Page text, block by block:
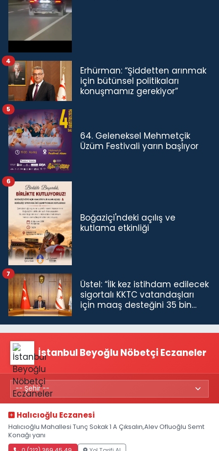
Erhürman: “Şiddetten arınmak
için bütünsel politikaları
konuşmamız gerekiyor”
4
64. Geleneksel Mehmetçik
Üzüm Festivali yarın başlıyor
5
Boğaziçi'ndeki açılış ve
kutlama etkinliği
6
Üstel: “İlk kez istihdam edilecek
sigortalı KKTC vatandaşları
için maaş desteğini 35 bin
7
İstanbul Beyoğlu Nöbetçi Eczaneler
Halıcıoğlu Eczanesi
Halıcıoğlu Mahallesi Tunç Sokak 1 A Çıksalın,Alev Ofluoğlu Semt
Konağı yanı